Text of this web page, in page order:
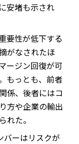
安堵も示され
要性が低下する
がなされたほ
ージン回復が可
もっとも、前者
係、後者にはコ
方や企業の輸出
れた。
バーはリスクが